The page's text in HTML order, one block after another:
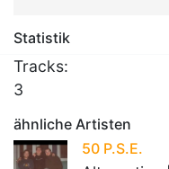
Statistik
Tracks:
3
ähnliche Artisten
50 P.S.E.